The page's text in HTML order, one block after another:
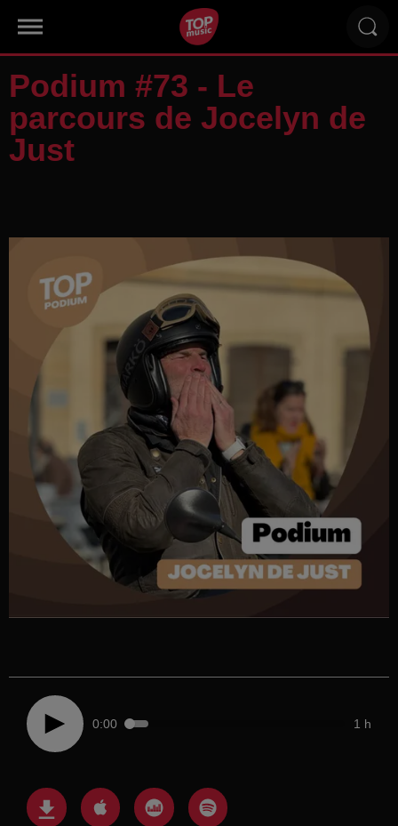
Podium #73 - Le
parcours de Jocelyn de
Just
0:00 1 h